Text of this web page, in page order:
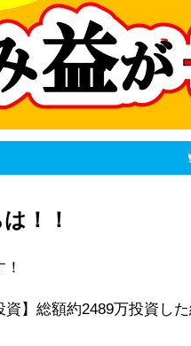
！！
資】総額約2489万投資し